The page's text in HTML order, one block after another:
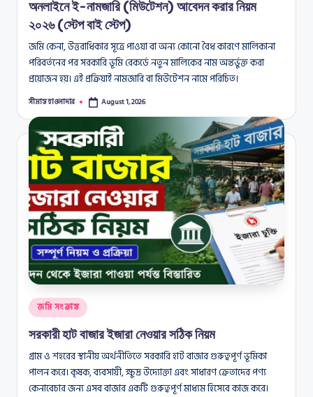
অনলাইনে ই-নামজারি (মিউটেশন) আবেদন করার নিয়ম
২০২৬ (স্টেপ বাই স্টেপ)
জমি কেনা, উত্তরাধিকার সূত্রে পাওয়া বা অন্য কোনো বৈধ কারণে মালিকানা
পরিবর্তনের পর সরকারি ভূমি রেকর্ডে নতুন মালিকের নাম অন্তর্ভুক্ত করা
প্রয়োজন হয়। এই প্রক্রিয়াই নামজারি বা মিউটেশন নামে পরিচিত।
Posted
সীমান্ত হাওলাদার August 1, 2026
Posted
in
জমি সংক্রান্ত
সরকারী হাট বাজার ইজারা নেওয়ার সঠিক নিয়ম
গ্রাম ও শহরের স্থানীয় অর্থনীতিতে সরকারি হাট বাজার গুরুত্বপূর্ণ ভূমিকা
পালন করে। কৃষক, ব্যবসায়ী, ক্ষুদ্র উদ্যোক্তা এবং সাধারণ ক্রেতাদের পণ্য
কেনাবেচার জন্য এসব বাজার একটি গুরুত্বপূর্ণ মাধ্যম হিসেবে কাজ করে।